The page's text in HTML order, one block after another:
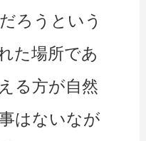
ろうという
た場所であ
る方が自然
はないなが